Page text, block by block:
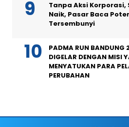
Tanpa Aksi Korporasi,
Naik, Pasar Baca
Tersembunyi
PADMA RUN BANDUNG
DIGELAR DENGAN MISI
MENYATUKAN PARA
PERUBAHAN